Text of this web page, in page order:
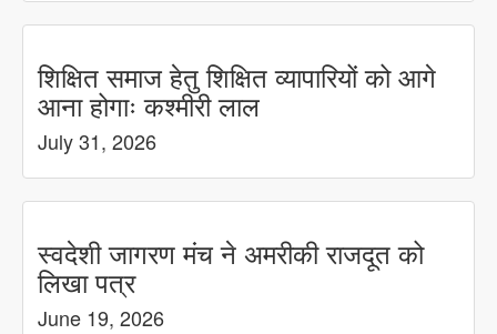
शिक्षित समाज हेतु शिक्षित व्यापारियों को आगे
आना होगाः कश्मीरी लाल
July 31, 2026
स्वदेशी जागरण मंच ने अमरीकी राजदूत को
लिखा पत्र
June 19, 2026